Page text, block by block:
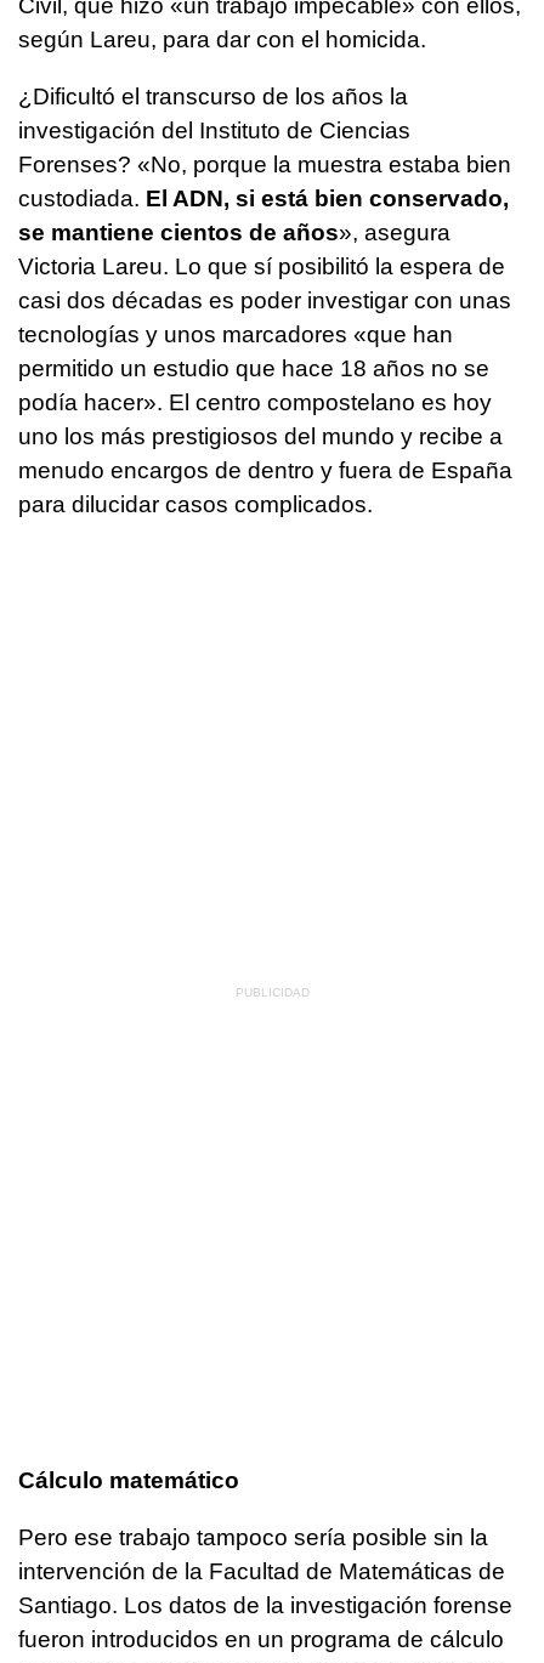
Civil, que hizo «un trabajo impecable» con ellos,
según Lareu, para dar con el homicida.
¿Dificultó el transcurso de los años la
investigación del Instituto de Ciencias
Forenses? «No, porque la muestra estaba bien
custodiada. El ADN, si está bien conservado,
se mantiene cientos de años», asegura
Victoria Lareu. Lo que sí posibilitó la espera de
casi dos décadas es poder investigar con unas
tecnologías y unos marcadores «que han
permitido un estudio que hace 18 años no se
podía hacer». El centro compostelano es hoy
uno los más prestigiosos del mundo y recibe a
menudo encargos de dentro y fuera de España
para dilucidar casos complicados.
Cálculo matemático
Pero ese trabajo tampoco sería posible sin la
intervención de la Facultad de Matemáticas de
Santiago. Los datos de la investigación forense
fueron introducidos en un programa de cálculo